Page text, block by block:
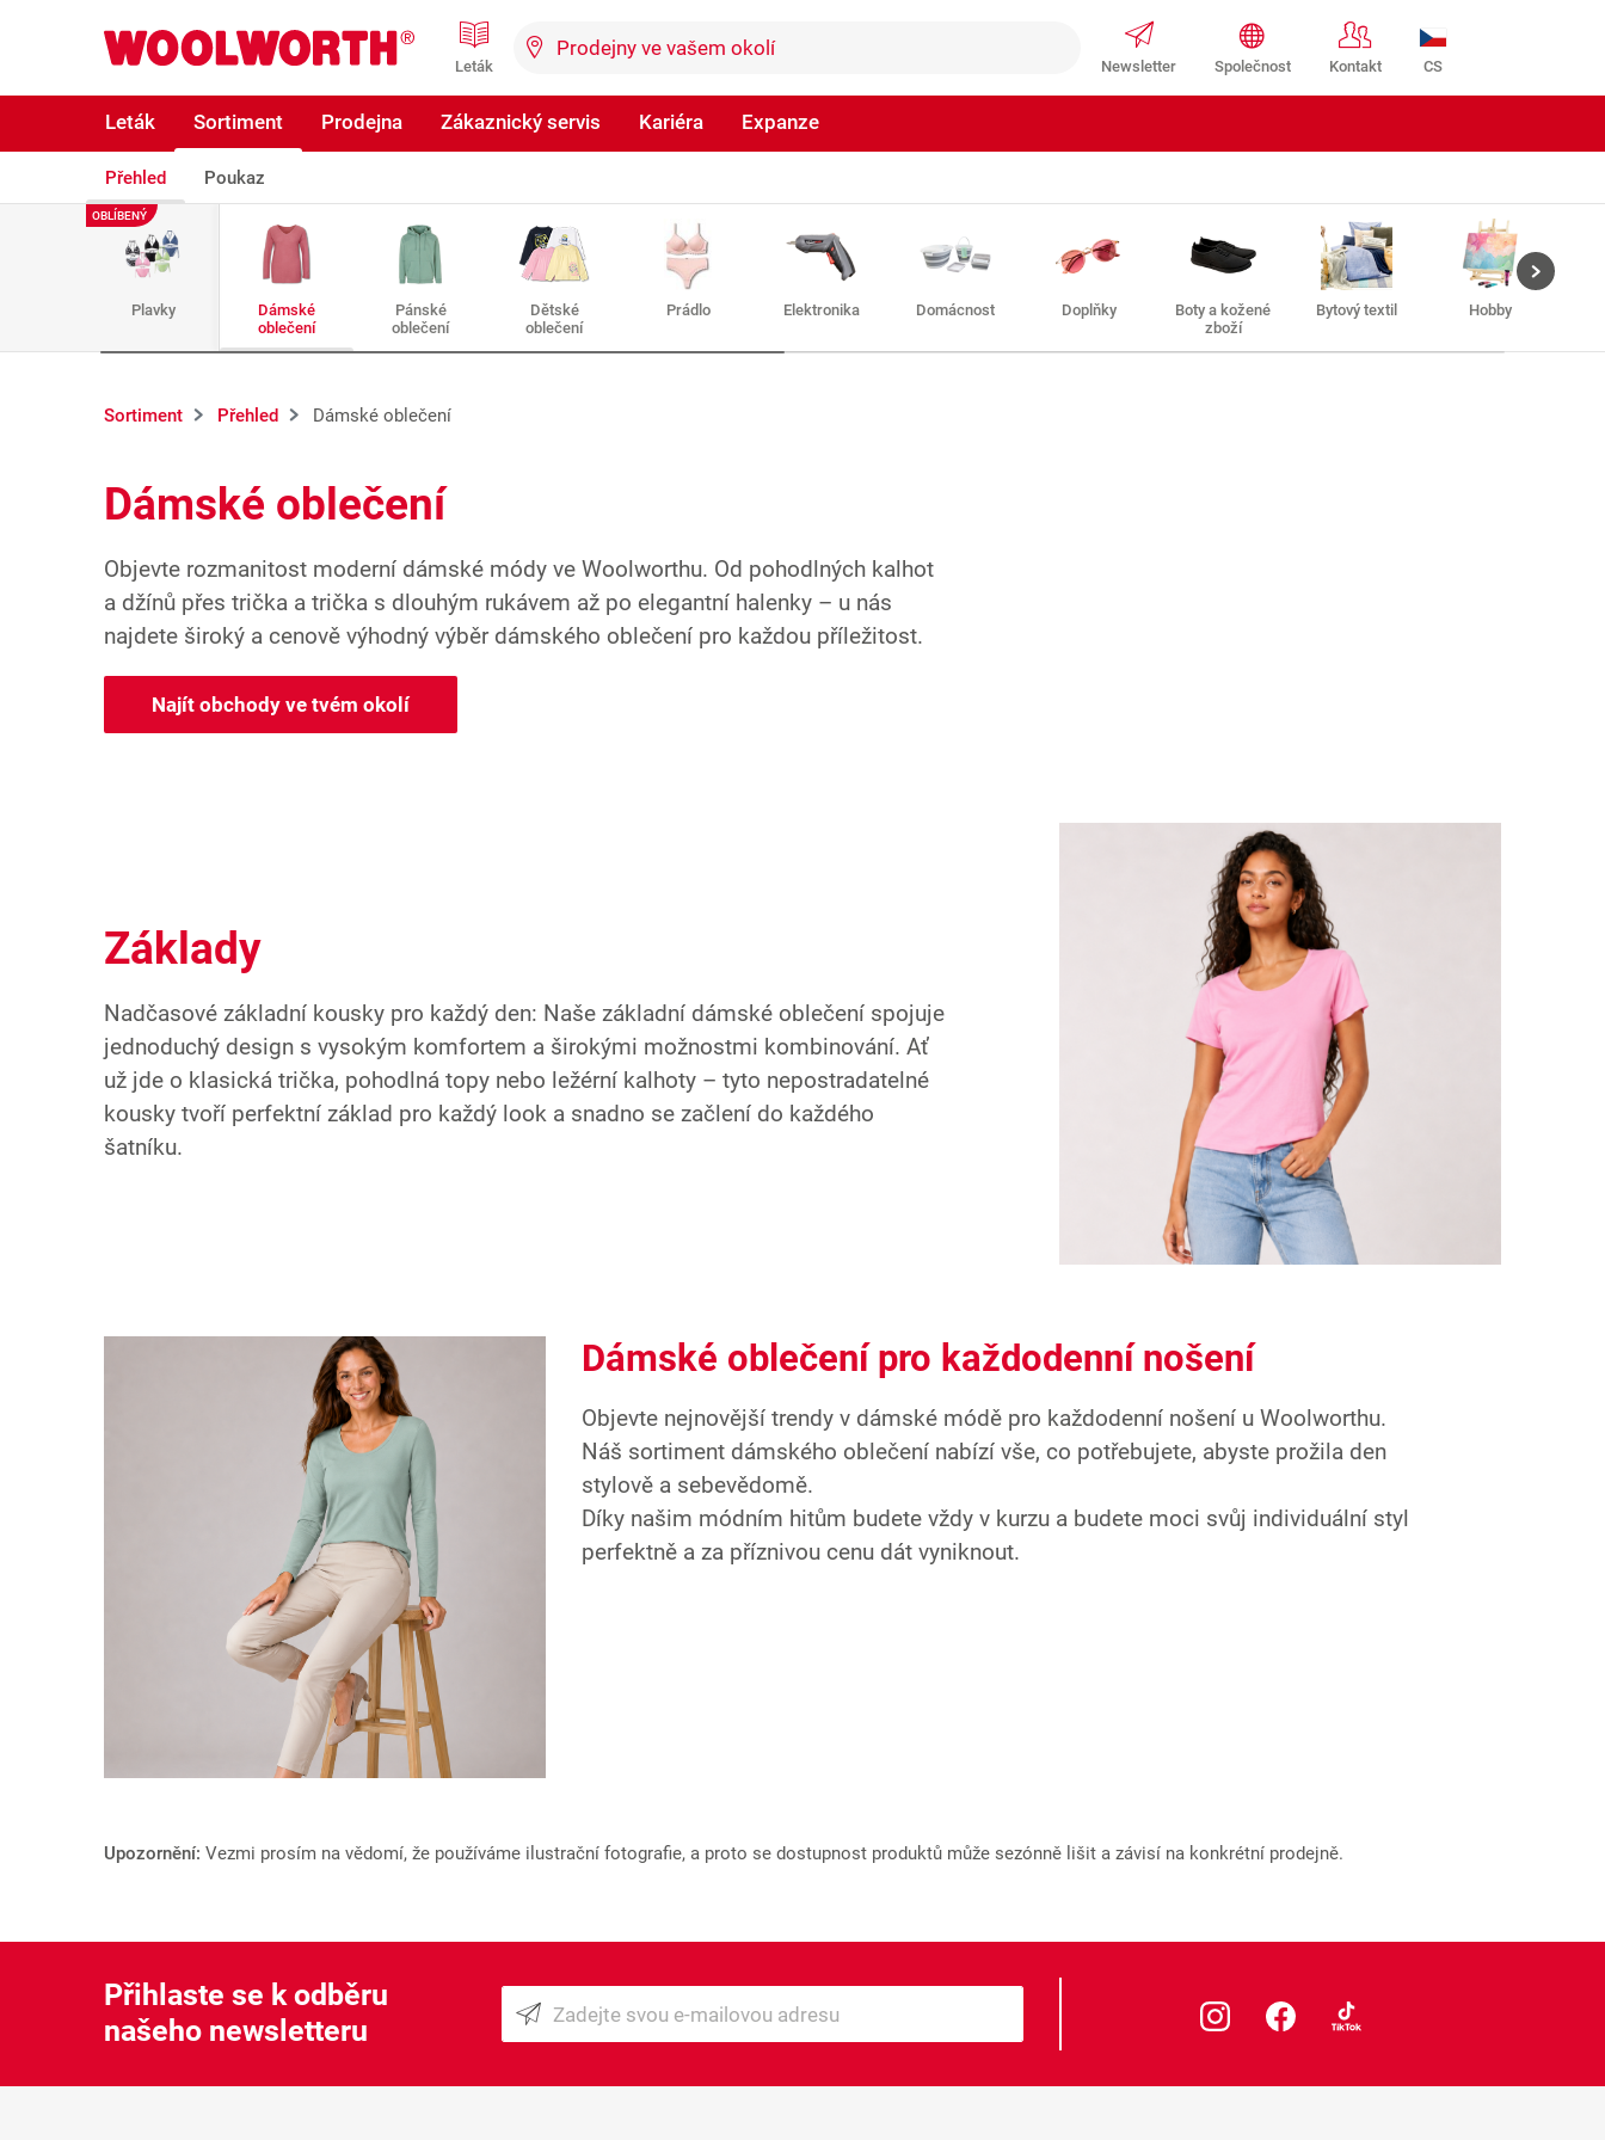
Woolworth GmbH CS
Leták Newsletter Společnost Kontakt
Leták Sortiment Prodejna Zákaznický servis Kariéra Expanze
Přehled Poukaz
OBLÍBENÝ
Plavky
Dámské
oblečení
Pánské
oblečení
Dětské
oblečení
Prádlo Elektronika Domácnost Doplňky
Boty a kožené
zboží
Bytový textil Hobby
Sortiment Přehled Dámské oblečení
Dámské oblečení
Objevte rozmanitost moderní dámské módy ve Woolworthu. Od pohodlných kalhot
a džínů přes trička a trička s dlouhým rukávem až po elegantní halenky – u nás
najdete široký a cenově výhodný výběr dámského oblečení pro každou příležitost.
Najít obchody ve tvém okolí
Základy
Nadčasové základní kousky pro každý den: Naše základní dámské oblečení spojuje
jednoduchý design s vysokým komfortem a širokými možnostmi kombinování. Ať
už jde o klasická trička, pohodlná topy nebo ležérní kalhoty – tyto nepostradatelné
kousky tvoří perfektní základ pro každý look a snadno se začlení do každého
šatníku.
Dámské oblečení pro každodenní nošení
Objevte nejnovější trendy v dámské módě pro každodenní nošení u Woolworthu.
Náš sortiment dámského oblečení nabízí vše, co potřebujete, abyste prožila den
stylově a sebevědomě.
Díky našim módním hitům budete vždy v kurzu a budete moci svůj individuální styl
perfektně a za příznivou cenu dát vyniknout.
Upozornění: Vezmi prosím na vědomí, že používáme ilustrační fotografie, a proto se dostupnost produktů může sezónně lišit a závisí na konkrétní prodejně.
Přihlaste se k odběru
našeho newsletteru